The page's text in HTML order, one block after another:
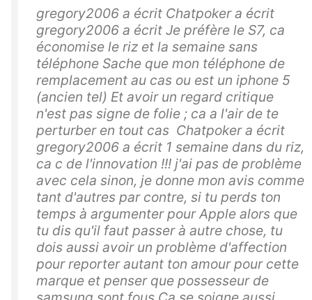
gregory2006 a écrit Chatpoker a écrit
gregory2006 a écrit Je préfère le S7, ca
économise le riz et la semaine sans
téléphone Sache que mon téléphone de
remplacement au cas ou est un iphone 5
(ancien tel) Et avoir un regard critique
n'est pas signe de folie ; ca a l'air de te
perturber en tout cas Chatpoker a écrit
gregory2006 a écrit 1 semaine dans du riz,
ca c de l'innovation !!! j'ai pas de problème
avec cela sinon, je donne mon avis comme
tant d'autres par contre, si tu perds ton
temps à argumenter pour Apple alors que
tu dis qu'il faut passer à autre chose, tu
dois aussi avoir un problème d'affection
pour reporter autant ton amour pour cette
marque et penser que possesseur de